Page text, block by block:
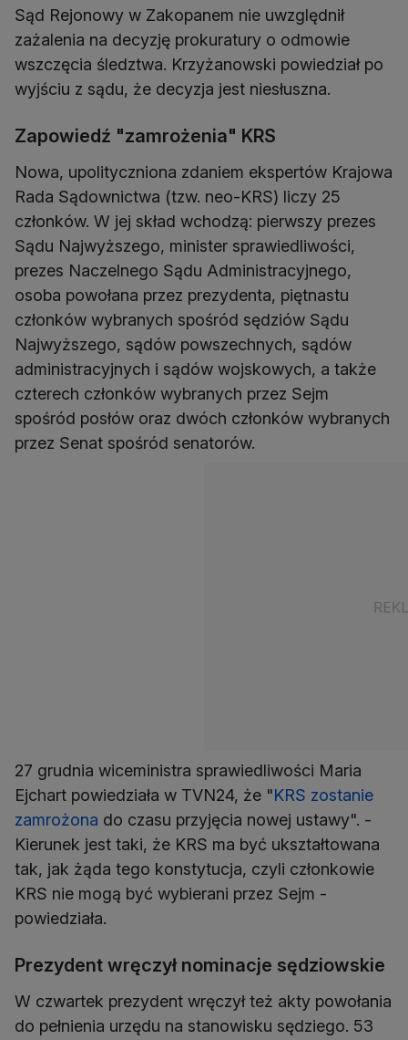
Sąd Rejonowy w Zakopanem nie uwzględnił
zażalenia na decyzję prokuratury o odmowie
wszczęcia śledztwa. Krzyżanowski powiedział po
wyjściu z sądu, że decyzja jest niesłuszna.
Zapowiedź "zamrożenia" KRS
Nowa, upolityczniona zdaniem ekspertów Krajowa
Rada Sądownictwa (tzw. neo-KRS) liczy 25
członków. W jej skład wchodzą: pierwszy prezes
Sądu Najwyższego, minister sprawiedliwości,
prezes Naczelnego Sądu Administracyjnego,
osoba powołana przez prezydenta, piętnastu
członków wybranych spośród sędziów Sądu
Najwyższego, sądów powszechnych, sądów
administracyjnych i sądów wojskowych, a także
czterech członków wybranych przez Sejm
spośród posłów oraz dwóch członków wybranych
przez Senat spośród senatorów.
27 grudnia wiceministra sprawiedliwości Maria
Ejchart powiedziała w TVN24, że "KRS zostanie
zamrożona do czasu przyjęcia nowej ustawy". -
Kierunek jest taki, że KRS ma być ukształtowana
tak, jak żąda tego konstytucja, czyli członkowie
KRS nie mogą być wybierani przez Sejm -
powiedziała.
Prezydent wręczył nominacje sędziowskie
W czwartek prezydent wręczył też akty powołania
do pełnienia urzędu na stanowisku sędziego. 53